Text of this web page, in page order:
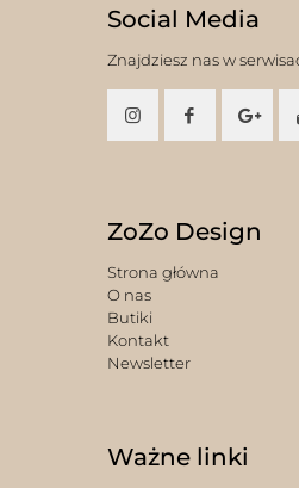
Social Media
Znajdziesz nas w
ZoZo Design
Strona główna
O nas
Butiki
Kontakt
Newsletter
Ważne linki